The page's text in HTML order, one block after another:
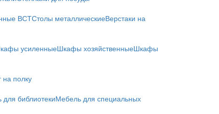
ВСТСтолы металлическиеВерстаки на
усиленныеШкафы хозяйственныеШкафы
на полку
библиотекиМебель для специальных